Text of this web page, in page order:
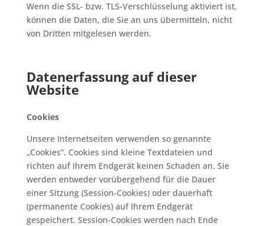
Wenn die SSL- bzw. TLS-Verschlüsselung aktiviert ist,
können die Daten, die Sie an uns übermitteln, nicht
von Dritten mitgelesen werden.
Datenerfassung auf dieser
Website
Cookies
Unsere Internetseiten verwenden so genannte
„Cookies“. Cookies sind kleine Textdateien und
richten auf Ihrem Endgerät keinen Schaden an. Sie
werden entweder vorübergehend für die Dauer
einer Sitzung (Session-Cookies) oder dauerhaft
(permanente Cookies) auf Ihrem Endgerät
gespeichert. Session-Cookies werden nach Ende